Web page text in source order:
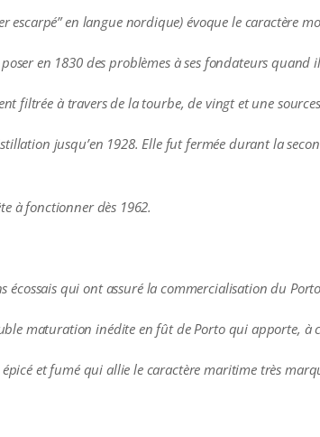
escarpé” en langue nordique) évoque le caractère
en 1830 des problèmes à ses fondateurs
filtrée à travers de la tourbe, de vingt et une
jusqu’en 1928. Elle fut fermée durant la
à fonctionner dès 1962.
écossais qui ont assuré la commercialisation du
maturation inédite en fût de Porto qui apporte, à
et fumé qui allie le caractère maritime très